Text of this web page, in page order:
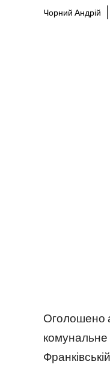
Чорний Андрій
Оголошено
комунальне